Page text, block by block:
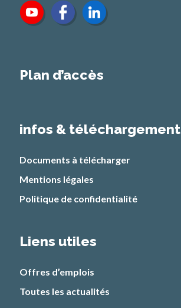
Plan d’accès
infos & téléchargement
Documents à télécharger
Mentions légales
Politique de confidentialité
Liens utiles
Offres d’emplois
Toutes les actualités